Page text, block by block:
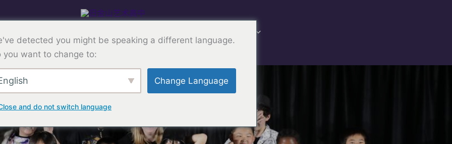
detected you might be speaking a different language.
you want to change to:
Change Language
and do not switch language